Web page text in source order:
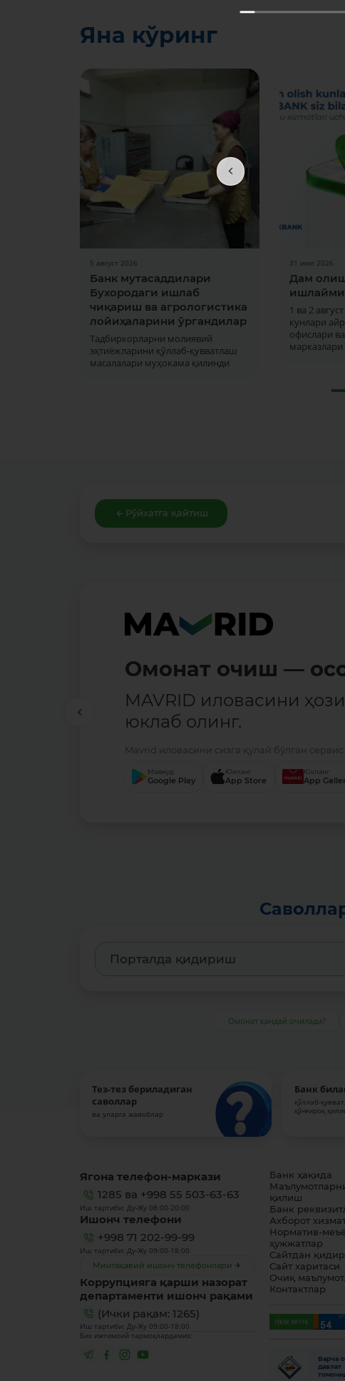
Яна кўринг
5 август 2026
Банк мутасаддилари
Бухородаги ишлаб
чиқариш ва агрологистика
лойиҳаларини ўргандилар
Тадбиркорларни молиявий
эҳтиёжларини қўллаб-қувватлаш
масалалари муҳокама қилинди
31 июл 2026
Дам
1 ва 2
кунлари
офислари
Рўйхатга қайтиш
Омонат очиш —
MAVRID иловасини
юклаб олинг.
Mavrid иловасини сизга қулай бўлган
Мавжуд
Google Play
Юкланг
App Store
Юкланг
App
Омонат қандай очилади?
Тез-тез бериладиган
саволлар
ва уларга жавоблар
Банк
қўллаб-
қўнғироқ
Ягона телефон-маркази
1285 ва +998 55 503-63-63
Иш тартиби: Ду-Жу 08:00-20:00
Ишонч телефони
+998 71 202-99-99
Иш тартиби: Ду-Жу 09:00-18:00
Минтақавий ишонч телефонлари
Коррупцияга қарши назорат
департаменти ишонч рақами
(Ички рақам: 1265)
Иш тартиби: Ду-Жу 09:00-18:00
Биз ижтимоий тармоқлардамиз:
Банк ҳақида
қилиш
Банк
Ахборот
Норматив-
ҳужжатлар
Сайтдан
Сайт харитаси
Очиқ
Контактлар
Барча
давлат